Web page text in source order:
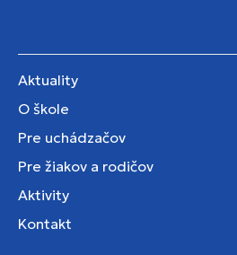
Aktuality
O škole
Pre uchádzačov
Pre žiakov a rodičov
Aktivity
Kontakt